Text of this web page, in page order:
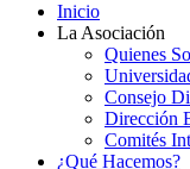
Inicio
La Asociación
Quienes
Consejo
Dirección
Comités
¿Qué Hacemos?